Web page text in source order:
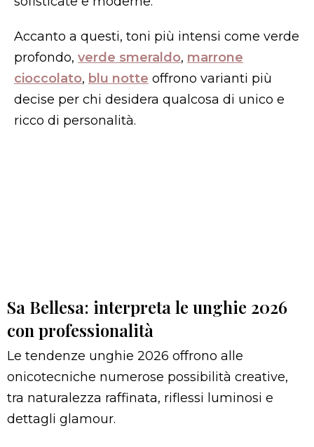
Accanto a questi, toni più intensi come verde
profondo, verde smeraldo, marrone
cioccolato, blu notte offrono varianti più
decise per chi desidera qualcosa di unico e
ricco di personalità.
Sa Bellesa: interpreta le unghie 2026
con professionalità
Le tendenze unghie 2026 offrono alle
onicotecniche numerose possibilità creative,
tra naturalezza raffinata, riflessi luminosi e
dettagli glamour.